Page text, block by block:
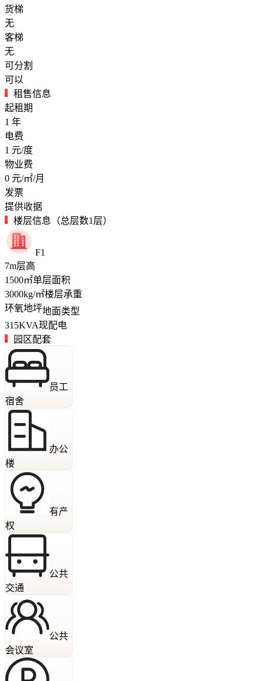
货梯
无
客梯
无
可分割
可以
租售信息
起租期
1 年
电费
1 元/度
物业费
0 元/㎡/月
发票
提供收据
楼层信息（总层数1层）
F1
7m层高
1500㎡单层面积
3000kg/㎡楼层承重
环氧地坪地面类型
315KVA现配电
园区配套
员工
宿舍
办公
楼
有产
权
公共
交通
公共
会议室